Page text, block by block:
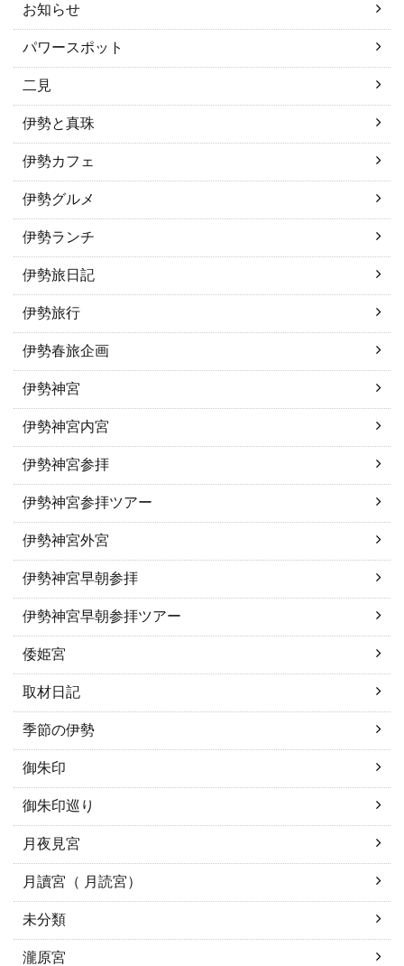
お知らせ
パワースポット
二見
伊勢と真珠
伊勢カフェ
伊勢グルメ
伊勢ランチ
伊勢旅日記
伊勢旅行
伊勢春旅企画
伊勢神宮
伊勢神宮内宮
伊勢神宮参拝
伊勢神宮参拝ツアー
伊勢神宮外宮
伊勢神宮早朝参拝
伊勢神宮早朝参拝ツアー
倭姫宮
取材日記
季節の伊勢
御朱印
御朱印巡り
月夜見宮
月讀宮（ 月読宮）
未分類
瀧原宮